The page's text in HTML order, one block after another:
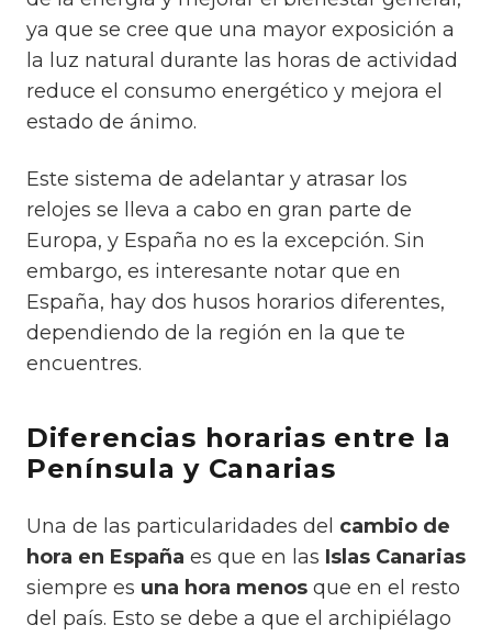
ya que se cree que una mayor exposición a
la luz natural durante las horas de actividad
reduce el consumo energético y mejora el
estado de ánimo.
Este sistema de adelantar y atrasar los
relojes se lleva a cabo en gran parte de
Europa, y España no es la excepción. Sin
embargo, es interesante notar que en
España, hay dos husos horarios diferentes,
dependiendo de la región en la que te
encuentres.
Diferencias horarias entre la
Península y Canarias
Una de las particularidades del cambio de
hora en España es que en las Islas Canarias
siempre es una hora menos que en el resto
del país. Esto se debe a que el archipiélago